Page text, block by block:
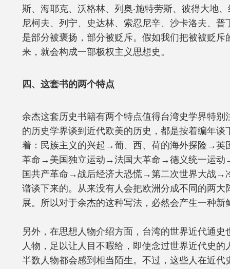
斯、海耶克、沃格林、列奥‧施特劳斯、彼得大地
尼柯夫、列宁、史达林、索忍尼辛、沙卡洛夫、
是部分被褒扬，部分被贬斥。假如我们把被被贬斥
来，就会构成一部极权主义思想史。
四、这套书的两个特点
余杰这套历史书籍有两个特点值得台湾史学界特别
的历史学界谈到近代欧美的历史，都是按着编年谈
着：民族主义的兴起→葡、西、荷的海外探险→英
革命→美国独立运动→法国大革命→德义统一运
国共产革命→战后经济大恐慌→第二次世界大战
谱谈下来的。从来没有人会把欧洲分成不同的两大
展。所以对于余杰的这种写法，必然会产生一种新
另外，在思想人物介绍方面，台湾的世界近代通史
人物，足以让人目不暇给，即使念过世界近代史的
半数人物都会感到相当陌生。不过，这些人在近代